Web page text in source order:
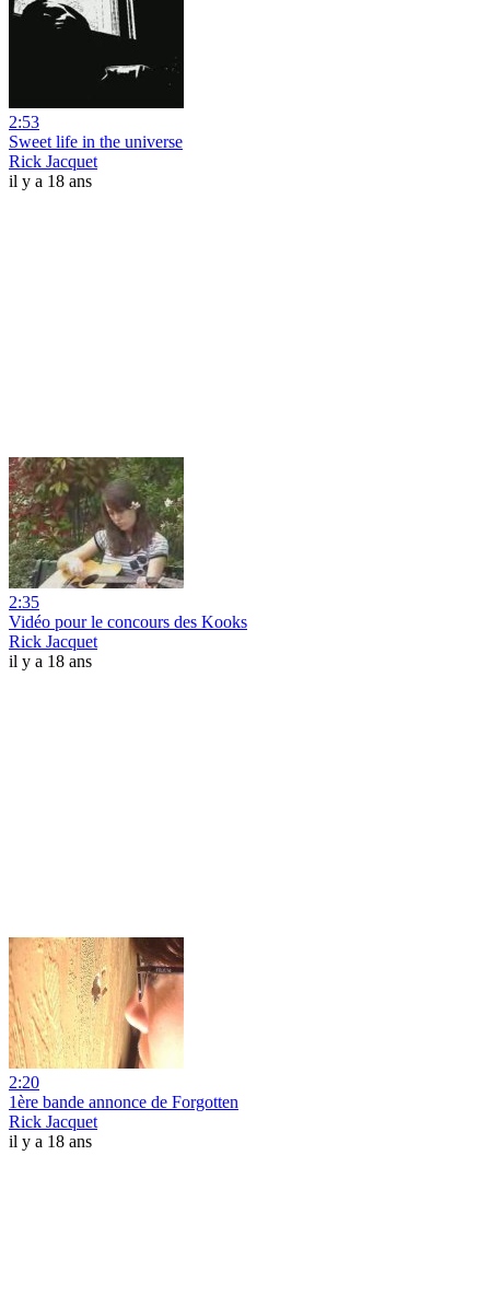
2:53
Sweet life in the universe
Rick Jacquet
il y a 18 ans
2:35
Vidéo pour le concours des Kooks
Rick Jacquet
il y a 18 ans
2:20
1ère bande annonce de Forgotten
Rick Jacquet
il y a 18 ans